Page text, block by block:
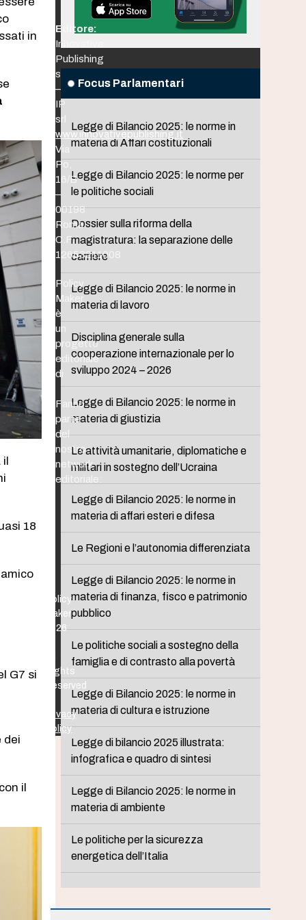
in
il
18
G7 si
dei
il
Focus Parlamentari
Legge di Bilancio 2025: le norme in
materia di Affari costituzionali
Legge di Bilancio 2025: le norme per
le politiche sociali
Dossier sulla riforma della
magistratura: la separazione delle
carriere
Legge di Bilancio 2025: le norme in
materia di lavoro
Disciplina generale sulla
cooperazione internazionale per lo
sviluppo 2024 – 2026
Legge di Bilancio 2025: le norme in
materia di giustizia
Le attività umanitarie, diplomatiche e
militari in sostegno dell’Ucraina
Legge di Bilancio 2025: le norme in
materia di affari esteri e difesa
Le Regioni e l’autonomia differenziata
Legge di Bilancio 2025: le norme in
materia di finanza, fisco e patrimonio
pubblico
Le politiche sociali a sostegno della
famiglia e di contrasto alla povertà
Legge di Bilancio 2025: le norme in
materia di cultura e istruzione
Legge di bilancio 2025 illustrata:
infografica e quadro di sintesi
Legge di Bilancio 2025: le norme in
materia di ambiente
Le politiche per la sicurezza
energetica dell’Italia
Editore:
Innovative
Publishing
srl
–
IP
srl
www.innovativepublishing.it
Via
Po,
16/B
–
00198
Roma
C.F.
12653211008
Policy
Maker
è
un
progetto
editoriale
di
Fanno
parte
del
nostro
network
editoriale:
Policy
Maker
2026
Rights
Reserved
Privacy
Policy